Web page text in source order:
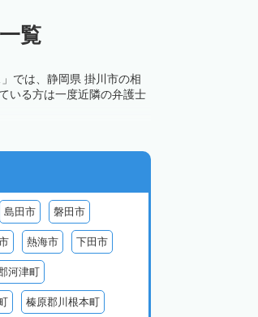
覧
では、静岡県 掛川市の相
いる方は一度近隣の弁護士
島田市 磐田市
熱海市 下田市
河津町
榛原郡川根本町